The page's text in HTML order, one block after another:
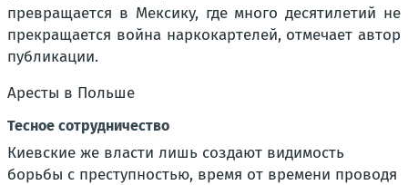
превращается в Мексику, где много десятилетий не
прекращается война наркокартелей, отмечает автор
публикации.
Аресты в Польше
Тесное сотрудничество
Киевские же власти лишь создают видимость
борьбы с преступностью, время от времени проводя